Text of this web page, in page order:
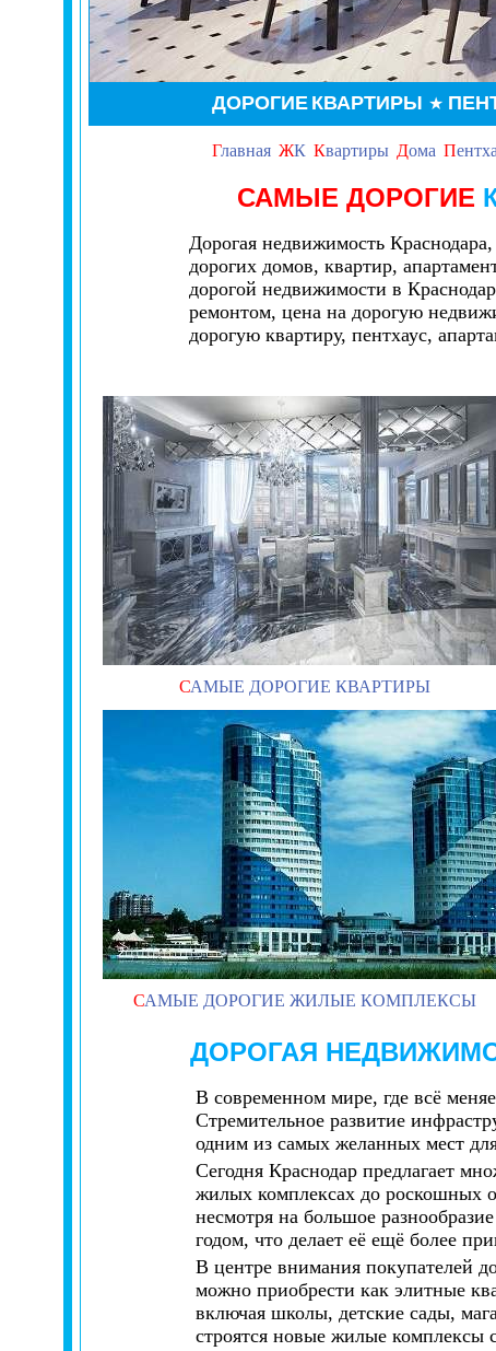
ДОРОГИЕ КВАРТИРЫ ★
Главная ЖК Квартиры Дома П
САМЫЕ ДОРОГИЕ
Дорогая недвижимость
дорогих домов, квартир,
дорогой недвижимости в
ремонтом, цена на дорогую
дорогую квартиру, пентхаус,
САМЫЕ ДОРОГИЕ КВАРТИРЫ
САМЫЕ ДОРОГИЕ ЖИЛЫЕ КОМПЛЕКСЫ
ДОРОГАЯ
В современном мире, где всё
Стремительное развитие
одним из самых желанных мест
Сегодня Краснодар предлагает
жилых комплексах до роскошных
несмотря на большое
годом, что делает её ещё более
В центре внимания покупателей
можно приобрести как элитные
включая школы, детские сады,
строятся новые жилые комплексы